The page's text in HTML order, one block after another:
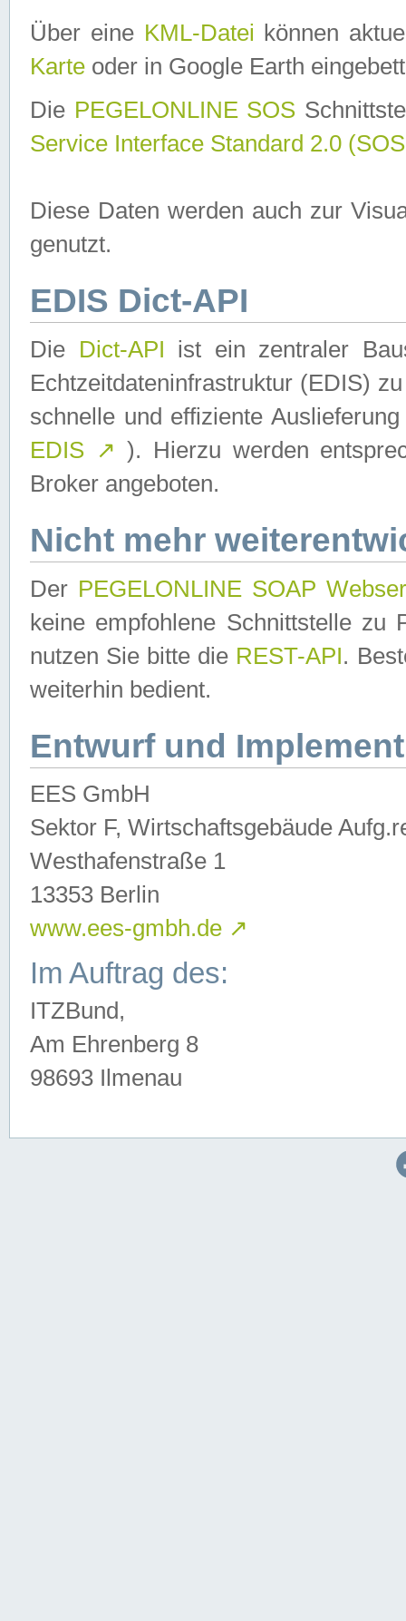
Über eine KML-Datei können
Karte oder in Google Earth
Die PEGELONLINE SOS
Service Interface Standard 2.0
Diese Daten werden auch zur
genutzt.
EDIS Dict-API
Die Dict-API ist ein zentraler
Echtzeitdateninfrastruktur (EDIS)
schnelle und effiziente
EDIS ↗ ). Hierzu werden
Broker angeboten.
Nicht mehr
Der PEGELONLINE SOAP
keine empfohlene Schnittstelle zu
nutzen Sie bitte die REST-API.
weiterhin bedient.
Entwurf und
EES GmbH
Sektor F, Wirtschaftsgebäude
Westhafenstraße 1
13353 Berlin
www.ees-gmbh.de ↗
Im Auftrag des:
ITZBund,
Am Ehrenberg 8
98693 Ilmenau